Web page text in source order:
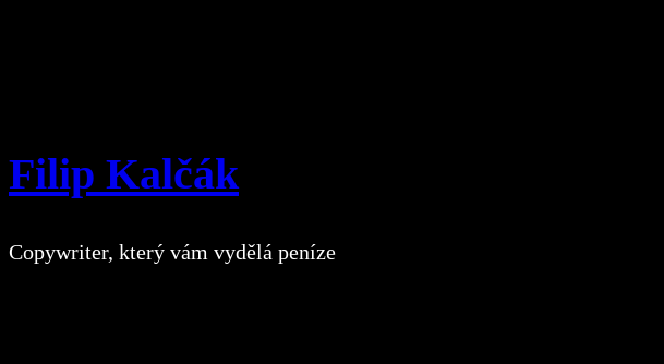
Filip Kalčák
Copywriter, který vám vydělá peníze